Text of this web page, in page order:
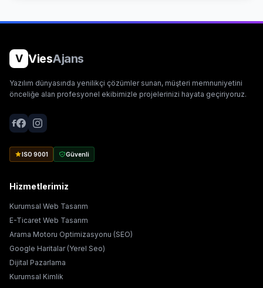
V ViesAjans
Yazılım dünyasında yenilikçi çözümler sunan, müşteri memnuniyetini
önceliğe alan profesyonel ekibimizle projelerinizi hayata geçiriyoruz.
ISO 9001 Güvenli
Hizmetlerimiz
Kurumsal Web Tasarım
E-Ticaret Web Tasarım
Arama Motoru Optimizasyonu (SEO)
Google Haritalar (Yerel Seo)
Dijital Pazarlama
Kurumsal Kimlik